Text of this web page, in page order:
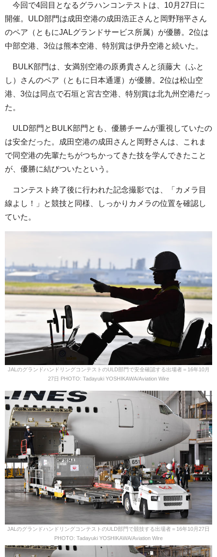
今回で4回目となるグラハンコンテストは、10月27日に
開催。ULD部門は成田空港の成田浩正さんと岡野翔平さん
のペア（ともにJALグランドサービス所属）が優勝。2位は
中部空港、3位は熊本空港、特別賞は伊丹空港と続いた。
BULK部門は、女満別空港の原勇貴さんと須藤大（ふと
し）さんのペア（ともに日本通運）が優勝。2位は松山空
港、3位は同点で石垣と宮古空港、特別賞は北九州空港だっ
た。
ULD部門とBULK部門とも、優勝チームが重視していたの
は安全だった。成田空港の成田さんと岡野さんは、これま
で同空港の先輩たちがつちかってきた技を学んできたこと
が、優勝に結びついたという。
コンテスト終了後に行われた記念撮影では、「カメラ目
線よし！」と競技と同様、しっかりカメラの位置を確認し
ていた。
JALのグランドハンドリングコンテストのULD部門で安全確認する出場者＝16年10月
27日 PHOTO: Tadayuki YOSHIKAWA/Aviation Wire
JALのグランドハンドリングコンテストのULD部門で競技する出場者＝16年10月27日
PHOTO: Tadayuki YOSHIKAWA/Aviation Wire